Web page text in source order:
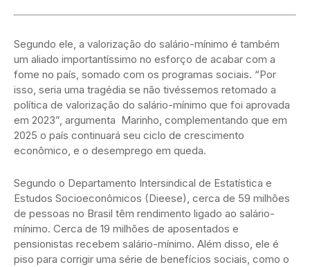
Segundo ele, a valorização do salário-mínimo é também
um aliado importantíssimo no esforço de acabar com a
fome no país, somado com os programas sociais. “Por
isso, seria uma tragédia se não tivéssemos retomado a
política de valorização do salário-mínimo que foi aprovada
em 2023”, argumenta Marinho, complementando que em
2025 o país continuará seu ciclo de crescimento
econômico, e o desemprego em queda.
Segundo o Departamento Intersindical de Estatística e
Estudos Socioeconômicos (Dieese), cerca de 59 milhões
de pessoas no Brasil têm rendimento ligado ao salário-
mínimo. Cerca de 19 milhões de aposentados e
pensionistas recebem salário-mínimo. Além disso, ele é
piso para corrigir uma série de benefícios sociais, como o